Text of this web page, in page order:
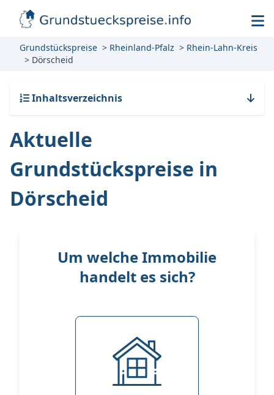
Grundstückspreise Rheinland-Pfalz
Rhein-Lahn-Kreis
Dörscheid
Inhaltsverzeichnis
Aktuelle
Grundstückspreise in
Dörscheid
Um welche Immobilie
handelt es sich?